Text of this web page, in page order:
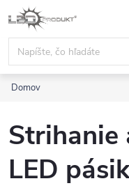
Prejsť
na
obsah
Domov
Strihanie
LED